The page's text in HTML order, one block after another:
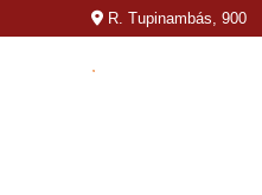
R. Tupinambás, 900